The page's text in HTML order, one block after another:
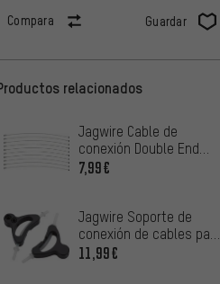
Compara Guardar
relacionados
Jagwire Cable de
conexión Double End
para Cantilever
7,99€
Jagwire Soporte de
conexión de cables para
Cantilever
11,99€